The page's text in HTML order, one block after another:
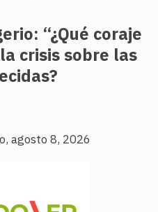
“¿Qué coraje
crisis sobre las
agosto 8, 2026